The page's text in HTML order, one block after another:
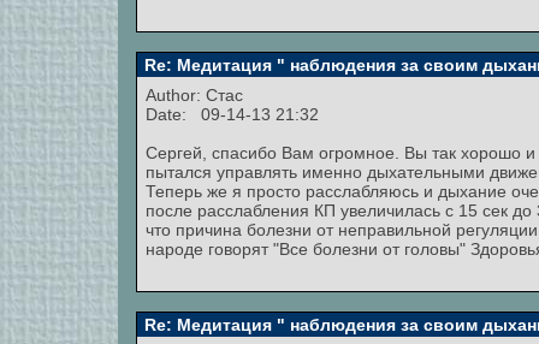
Re: Медитация " наблюдения за своим
Author: Стас
Date: 09-14-13 21:32
Сергей, спасибо Вам огромное. Вы так хорошо и
пытался управлять именно дыхательными
Теперь же я просто расслабляюсь и дыхание
после расслабления КП увеличилась с 15 сек
что причина болезни от неправильной
народе говорят "Все болезни от головы"
Re: Медитация " наблюдения за своим